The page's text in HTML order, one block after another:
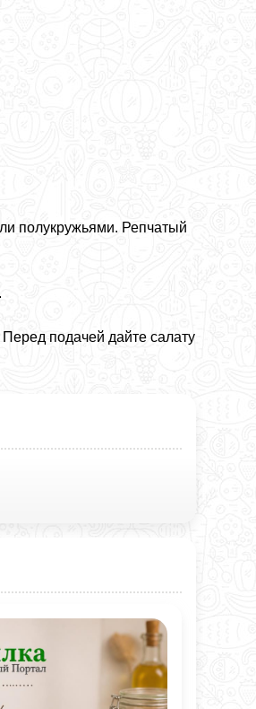
полукружьями. Репчатый
подачей дайте салату